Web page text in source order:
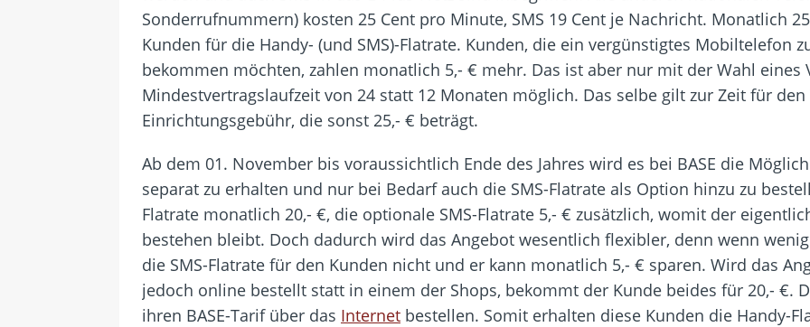
Sonderrufnummern) kosten 25 Cent pro Minute, SMS 19 Cent je Nachricht. Monatlich
Kunden für die Handy- (und SMS)-Flatrate. Kunden, die ein vergünstigtes Mobiltelefon
bekommen möchten, zahlen monatlich 5,- € mehr. Das ist aber nur mit der Wahl eines
Mindestvertragslaufzeit von 24 statt 12 Monaten möglich. Das selbe gilt zur Zeit für
Einrichtungsgebühr, die sonst 25,- € beträgt.
Ab dem 01. November bis voraussichtlich Ende des Jahres wird es bei BASE die
separat zu erhalten und nur bei Bedarf auch die SMS-Flatrate als Option hinzu zu
Flatrate monatlich 20,- €, die optionale SMS-Flatrate 5,- € zusätzlich, womit der
bestehen bleibt. Doch dadurch wird das Angebot wesentlich flexibler, denn wenn wenig
die SMS-Flatrate für den Kunden nicht und er kann monatlich 5,- € sparen. Wird das
jedoch online bestellt statt in einem der Shops, bekommt der Kunde beides für 20,- €.
ihren BASE-Tarif über das Internet bestellen. Somit erhalten diese Kunden die Handy-